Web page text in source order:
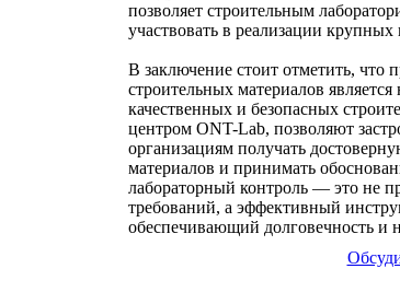
позволяет строительным
участвовать в реализации
В заключение стоит отметить, что
строительных материалов
качественных и безопасных
центром ONT-Lab, позволяют
организациям получать
материалов и принимать
лабораторный контроль — это не
требований, а эффективный
обеспечивающий долговечность и